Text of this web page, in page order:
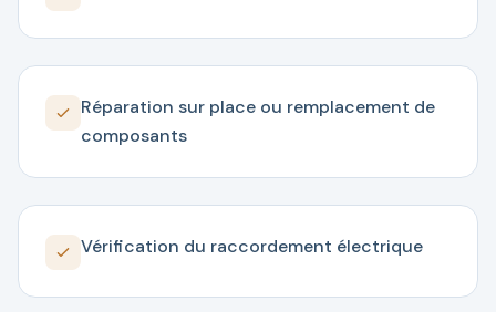
Réparation sur place ou remplacement de
composants
Vérification du raccordement électrique